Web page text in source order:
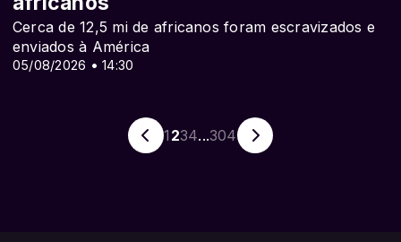
05/08/2026 • 14:30
Cerca de 12,5 mi de africanos foram escravizados e
enviados à América
1 234...304